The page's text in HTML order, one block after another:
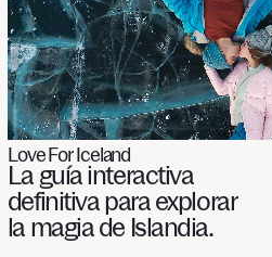
Love For Iceland
La guíainteractiva
definitivapara explorar
la magiade Islandia.